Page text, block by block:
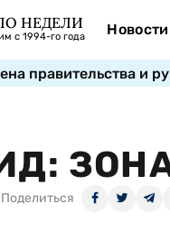
НЕДЕЛИ
с 1994-го года Новости
правительства и
Поделиться